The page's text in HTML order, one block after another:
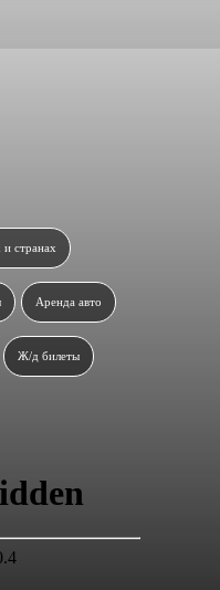
странах
Аренда авто
Ж/д билеты